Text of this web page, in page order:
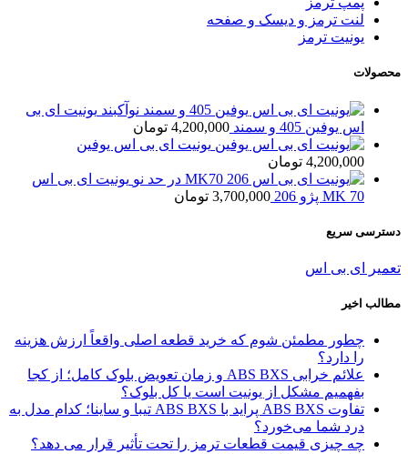
لنت ترمز و دیسک و صفحه
یونیت ترمز
محصولات
یونیت ای بی
اس یوفین 405 و سمند
4,200,000 تومان
یونیت ای بی اس یوفین
4,200,000 تومان
یونیت ای بی اس
MK 70 پژو 206
3,700,000 تومان
دسترسی سریع
تعمیر ای بی اس
مطالب اخیر
چطور مطمئن شوم که خرید قطعه اصلی واقعاً ارزش هزینه
را دارد؟
علائم خرابی ABS BXS و زمان تعویض بلوک کامل؛ از کجا
بفهمیم مشکل از یونیت است یا کل بلوک؟
تفاوت ABS BXS پراید با ABS BXS تیبا و ساینا؛ کدام مدل به
درد شما می‌خورد؟
چه چیزی قیمت قطعات ترمز را تحت تأثیر قرار می دهد؟